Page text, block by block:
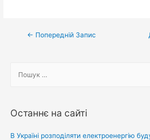
Навігація
← Попередній Запис
у
:
Останнє на сайті
В Україні розподіляти електроенергію